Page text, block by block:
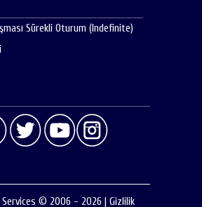
Sürekli Oturum (Indefinite)
Services © 2006 - 2026 Gizlilik